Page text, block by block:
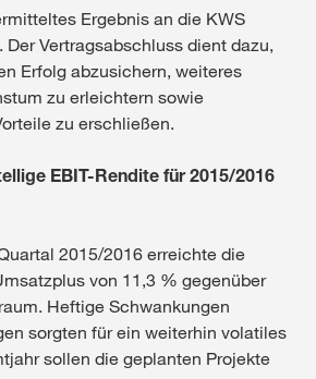
Ergebnis an die KWS
Der Vertragsabschluss dient dazu,
Erfolg abzusichern, weiteres
zu erleichtern sowie
zu erschließen.
EBIT-Rendite für 2015/2016
2015/2016 erreichte die
von 11,3 % gegenüber
Heftige Schwankungen
sorgten für ein weiterhin volatiles
sollen die geplanten Projekte